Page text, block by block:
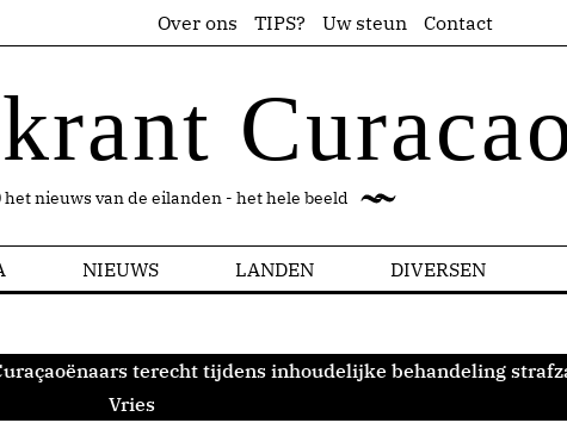
Over ons TIPS? Uw steun Contact
het nieuws van de eilanden - het hele beeld
NIEUWS LANDEN DIVERSEN
terecht tijdens inhoudelijke behandeling
Vries